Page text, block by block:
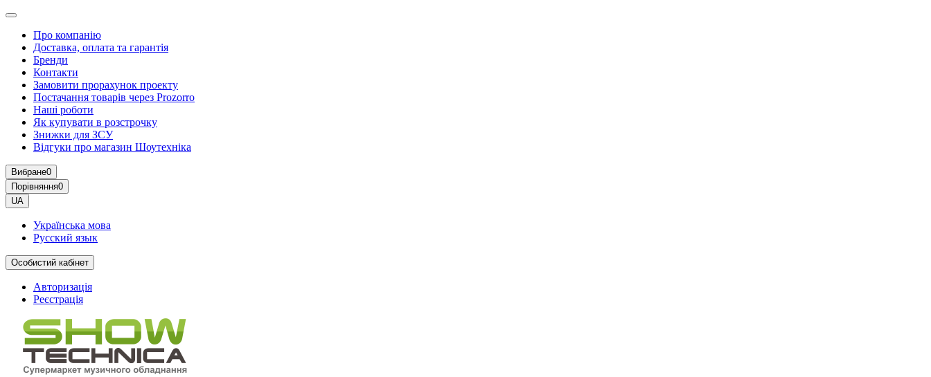
Про компанію
Доставка, оплата та гарантія
Бренди
Контакти
Замовити прорахунок проекту
Постачання товарів через Prozorro
Наші роботи
Як купувати в розстрочку
Знижки для ЗСУ
Відгуки про магазин Шоутехнiка
Вибране0
Порівняння0
UA
Українська мова
Русский язык
Особистий кабінет
Авторизація
Реєстрація